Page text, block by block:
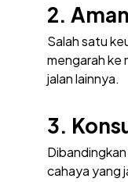
2.
Salah satu
mengarah ke
jalan lainnya.
3.
cahaya yang